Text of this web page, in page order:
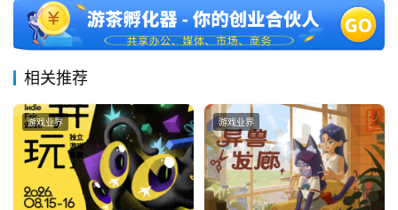
0
日
游
茶
对
接
会
相关推荐
游戏业界 游戏业界